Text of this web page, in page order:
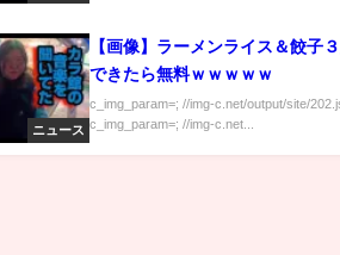
ニュース
【画像】ラーメンライス＆餃子
できたら無料ｗｗｗｗｗ
c_img_param=; //img-c.net/output/site/
c_img_param=; //img-c.net...